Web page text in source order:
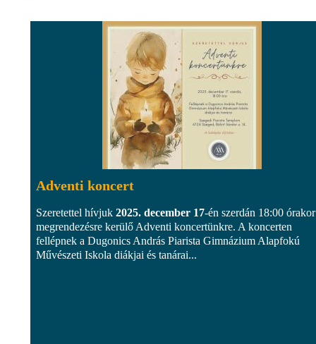
Adventi koncert
Szeretettel hívjuk 2025. december 17-én szerdán 18:00 órakor
megrendezésre kerülő Adventi koncertünkre. A koncerten
fellépnek a Dugonics András Piarista Gimnázium Alapfokú
Művészeti Iskola diákjai és tanárai...